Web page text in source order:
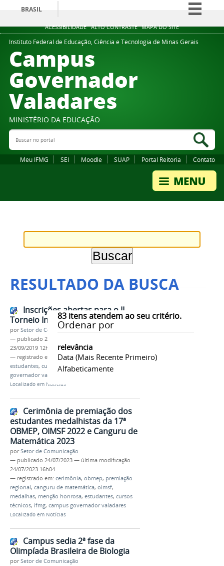
ACESSIBILIDADE ALTO CONTRASTE MAPA DO SITE
BRASIL
Simplifique!
Comunica BR
Instituto Federal de Educação, Ciência e Tecnologia de Minas Gerais
Campus
Governador
Valadares
MINISTÉRIO DA EDUCAÇÃO
Buscar no portal
Meu IFMG SEI Moodle SUAP Portal Reitoria Contato
RESULTADO DA BUSCA
83itens atendem ao seu critério.
Ordenar por
relevância
Data (mais Recente Primeiro)
Alfabeticamente
Inscrições abertas para o II
Torneio Interclasses
porSetor de Comunicação
— publicado 23/09/2019
23/09/2019 12h51
— registrado em:
torneio ,interclasses,2019,
estudantes, cursos técnicos,
campus
governador valadares
Localizado em Notícias
Cerimônia de premiação dos
estudantes medalhistas da 17ª
OBMEP, OIMSF 2022 e Canguru de
Matemática 2023
porSetor de Comunicação
— publicado 24/07/2023 — última modificação
24/07/2023 16h04
— registrado em: cerimônia, obmep, premiação
regional, canguru de matemática, oimsf,
medalhas, menção honrosa, estudantes, cursos
técnicos, ifmg, campus governador valadares
Localizado em Notícias
Campus sedia 2ª fase da
Olimpíada Brasileira de Biologia
porSetor de Comunicação